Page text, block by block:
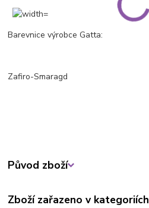
Barevnice výrobce Gatta:
Zafiro-Smaragd
Původ zboží
Zboží zařazeno v kategoriích